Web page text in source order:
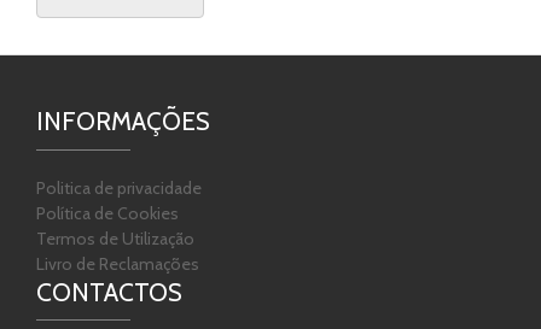
INFORMAÇÕES
Politica de privacidade
Política de Cookies
Termos de Utilização
Livro de Reclamações
CONTACTOS